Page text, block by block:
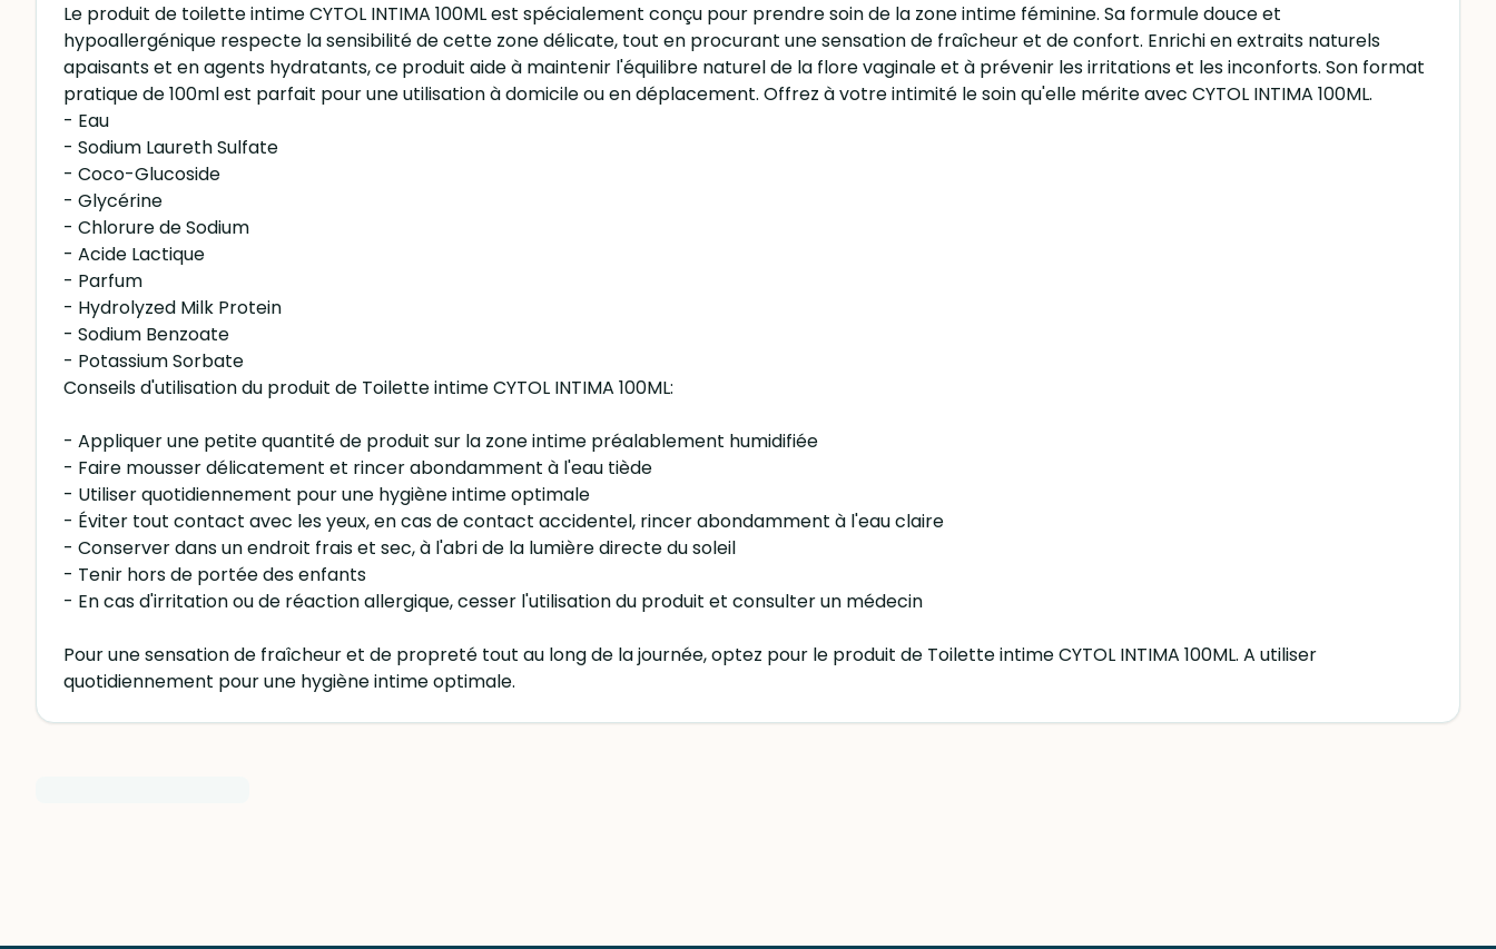
Le produit de toilette intime CYTOL INTIMA 100ML est spécialement conçu pour prendre soin de la zone intime féminine. Sa formule douce et
hypoallergénique respecte la sensibilité de cette zone délicate, tout en procurant une sensation de fraîcheur et de confort. Enrichi en extraits naturels
apaisants et en agents hydratants, ce produit aide à maintenir l'équilibre naturel de la flore vaginale et à prévenir les irritations et les inconforts. Son format
pratique de 100ml est parfait pour une utilisation à domicile ou en déplacement. Offrez à votre intimité le soin qu'elle mérite avec CYTOL INTIMA 100ML.
- Eau
- Sodium Laureth Sulfate
- Coco-Glucoside
- Glycérine
- Chlorure de Sodium
- Acide Lactique
- Parfum
- Hydrolyzed Milk Protein
- Sodium Benzoate
- Potassium Sorbate
Conseils d'utilisation du produit de Toilette intime CYTOL INTIMA 100ML:
- Appliquer une petite quantité de produit sur la zone intime préalablement humidifiée
- Faire mousser délicatement et rincer abondamment à l'eau tiède
- Utiliser quotidiennement pour une hygiène intime optimale
- Éviter tout contact avec les yeux, en cas de contact accidentel, rincer abondamment à l'eau claire
- Conserver dans un endroit frais et sec, à l'abri de la lumière directe du soleil
- Tenir hors de portée des enfants
- En cas d'irritation ou de réaction allergique, cesser l'utilisation du produit et consulter un médecin
Pour une sensation de fraîcheur et de propreté tout au long de la journée, optez pour le produit de Toilette intime CYTOL INTIMA 100ML. A utiliser
quotidiennement pour une hygiène intime optimale.